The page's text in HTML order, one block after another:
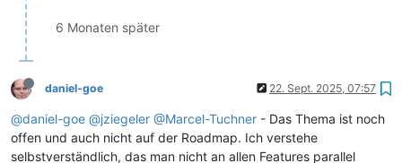
6 Monaten später
daniel-goe 22. Sept. 2025, 07:57
@daniel-goe @jziegeler @Marcel-Tuchner - Das Thema ist noch
offen und auch nicht auf der Roadmap. Ich verstehe
selbstverständlich, das man nicht an allen Features parallel